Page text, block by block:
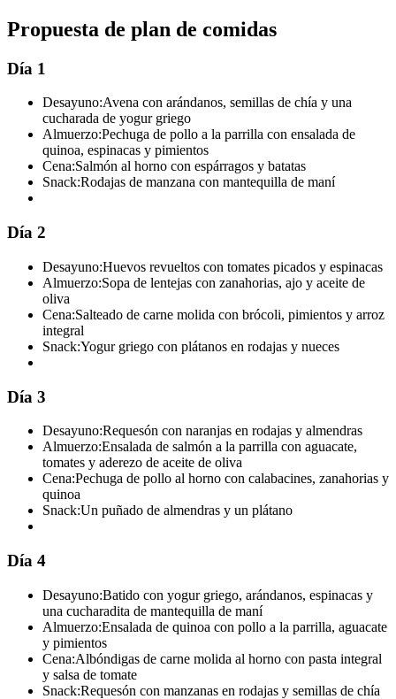
Propuesta de plan de comidas
Día 1
Desayuno:Avena con arándanos, semillas de chía y una
cucharada de yogur griego
Almuerzo:Pechuga de pollo a la parrilla con ensalada de
quinoa, espinacas y pimientos
Cena:Salmón al horno con espárragos y batatas
Snack:Rodajas de manzana con mantequilla de maní
Día 2
Desayuno:Huevos revueltos con tomates picados y espinacas
Almuerzo:Sopa de lentejas con zanahorias, ajo y aceite de
oliva
Cena:Salteado de carne molida con brócoli, pimientos y arroz
integral
Snack:Yogur griego con plátanos en rodajas y nueces
Día 3
Desayuno:Requesón con naranjas en rodajas y almendras
Almuerzo:Ensalada de salmón a la parrilla con aguacate,
tomates y aderezo de aceite de oliva
Cena:Pechuga de pollo al horno con calabacines, zanahorias y
quinoa
Snack:Un puñado de almendras y un plátano
Día 4
Desayuno:Batido con yogur griego, arándanos, espinacas y
una cucharadita de mantequilla de maní
Almuerzo:Ensalada de quinoa con pollo a la parrilla, aguacate
y pimientos
Cena:Albóndigas de carne molida al horno con pasta integral
y salsa de tomate
Snack:Requesón con manzanas en rodajas y semillas de chía